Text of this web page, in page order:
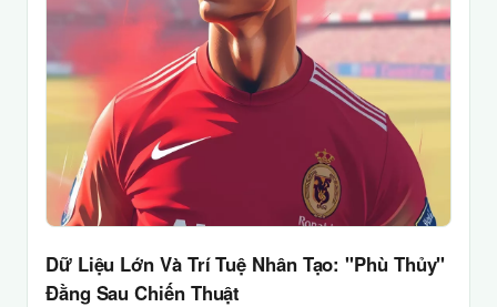
Dữ Liệu Lớn Và Trí Tuệ Nhân Tạo: "Phù Thủy"
Đằng Sau Chiến Thuật